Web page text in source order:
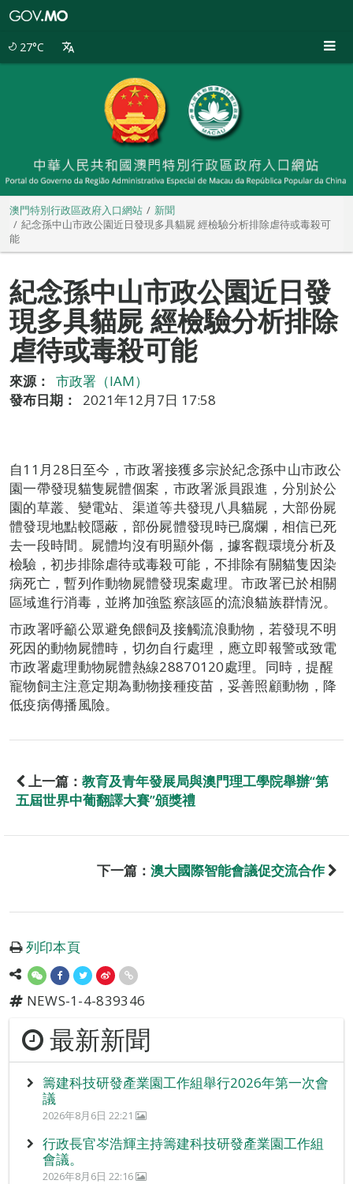
27°C
澳門特別行政區政府入口網站
新聞
紀念孫中山市政公園近日發現多具貓屍 經檢驗分析排除虐待或毒殺可
能
紀念孫中山市政公園近日發
現多具貓屍 經檢驗分析排除
虐待或毒殺可能
來源：
市政署（IAM）
發布日期：
2021年12月7日 17:58
自11月28日至今，市政署接獲多宗於紀念孫中山市政公
園一帶發現貓隻屍體個案，市政署派員跟進，分別於公
園的草叢、變電站、渠道等共發現八具貓屍，大部份屍
體發現地點較隱蔽，部份屍體發現時已腐爛，相信已死
去一段時間。屍體均沒有明顯外傷，據客觀環境分析及
檢驗，初步排除虐待或毒殺可能，不排除有關貓隻因染
病死亡，暫列作動物屍體發現案處理。市政署已於相關
區域進行消毒，並將加強監察該區的流浪貓族群情況。
市政署呼籲公眾避免餵飼及接觸流浪動物，若發現不明
死因的動物屍體時，切勿自行處理，應立即報警或致電
市政署處理動物屍體熱線28870120處理。同時，提醒
寵物飼主注意定期為動物接種疫苗，妥善照顧動物，降
低疫病傳播風險。
上一篇： 教育及青年發展局與澳門理工學院舉辦“第
五屆世界中葡翻譯大賽”頒獎禮
下一篇： 澳大國際智能會議促交流合作
列印本頁
NEWS-1-4-839346
最新新聞
籌建科技研發產業園工作組舉行2026年第一次會
議
2026年8月6日 22:21
行政長官岑浩輝主持籌建科技研發產業園工作組
會議。
2026年8月6日 22:16